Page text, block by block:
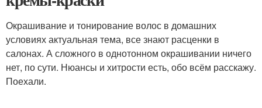
Окрашивание и тонирование волос в домашних
условиях актуальная тема, все знают расценки в
салонах. А сложного в однотонном окрашивании ничего
нет, по сути. Нюансы и хитрости есть, обо всём расскажу.
Поехали.